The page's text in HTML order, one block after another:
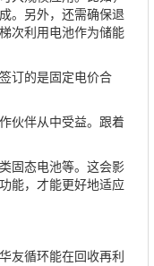
。另外，还需确保退
次利用电池作为储能
订的是固定电价合
伙伴从中受益。跟着
固态电池等。这会影
能，才能更好地适应
友循环能在回收再利